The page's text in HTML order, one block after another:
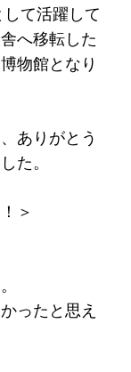
て活躍して
へ移転した
物館となり
ありがとう
た。
＞
ったと思え